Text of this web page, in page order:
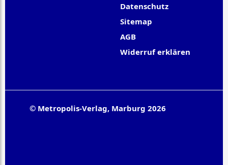
Datenschutz
Sitemap
AGB
Widerruf erklären
© Metropolis-Verlag, Marburg 2026